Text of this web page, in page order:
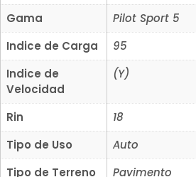
Gama
Pilot Sport 5
Indice de Carga
95
Indice de
Velocidad
(Y)
Rin
18
Tipo de Uso
Auto
Tipo de Terreno
Pavimento